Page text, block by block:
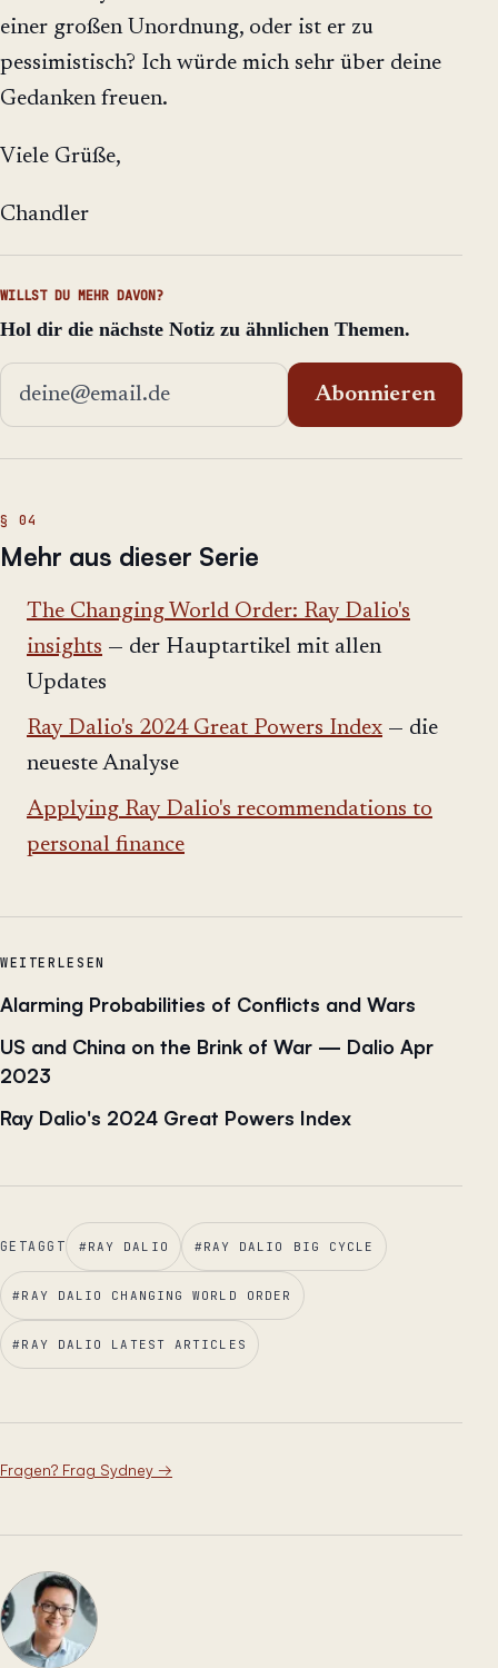
einer großen Unordnung, oder ist er zu
pessimistisch? Ich würde mich sehr über deine
Gedanken freuen.
Viele Grüße,
Chandler
WILLST DU MEHR DAVON?
Hol dir die nächste Notiz zu ähnlichen Themen.
E-Mail-Adresse
Abonnieren
Mehr aus dieser Serie
The Changing World Order: Ray Dalio's
insights — der Hauptartikel mit allen
Updates
Ray Dalio's 2024 Great Powers Index — die
neueste Analyse
Applying Ray Dalio's recommendations to
personal finance
WEITERLESEN
Alarming Probabilities of Conflicts and Wars
US and China on the Brink of War — Dalio Apr
2023
Ray Dalio's 2024 Great Powers Index
GETAGGT #RAY DALIO #RAY DALIO BIG CYCLE
#RAY DALIO CHANGING WORLD ORDER
#RAY DALIO LATEST ARTICLES
Fragen? Frag Sydney →